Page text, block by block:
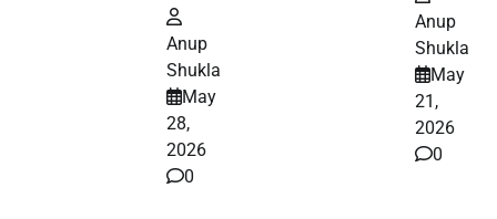
पर हुईं वायरल
Anup
Shukla
May
28,
2026
0
Anup
Shukla
May
21,
2026
0